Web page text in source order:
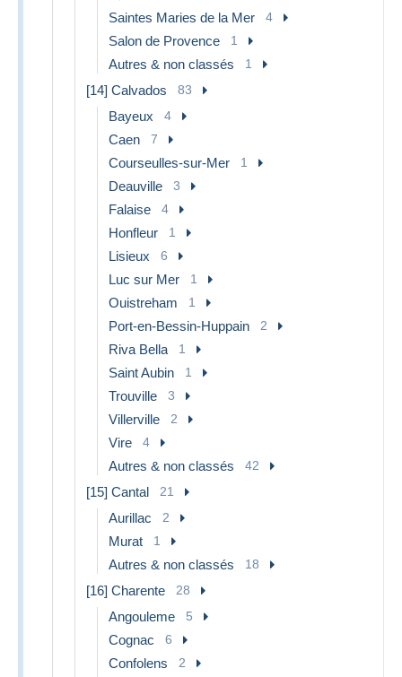
Saintes Maries de la Mer 4
Salon de Provence 1
Autres & non classés 1
[14] Calvados 83
Bayeux 4
Caen 7
Courseulles-sur-Mer 1
Deauville 3
Falaise 4
Honfleur 1
Lisieux 6
Luc sur Mer 1
Ouistreham 1
Port-en-Bessin-Huppain 2
Riva Bella 1
Saint Aubin 1
Trouville 3
Villerville 2
Vire 4
Autres & non classés 42
[15] Cantal 21
Aurillac 2
Murat 1
Autres & non classés 18
[16] Charente 28
Angouleme 5
Cognac 6
Confolens 2